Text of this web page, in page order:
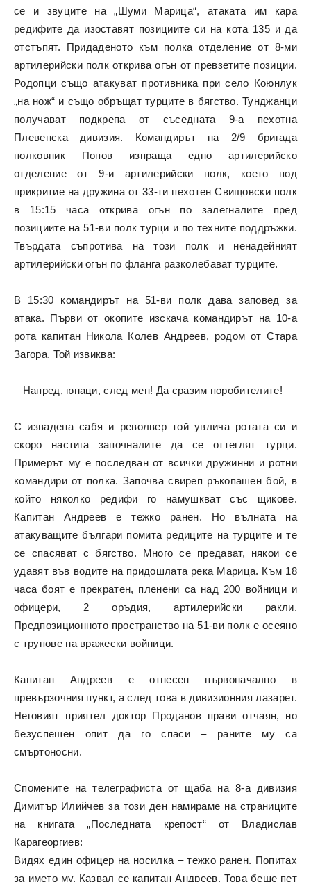
се и звуците на „Шуми Марица“, атаката им кара
редифите да изоставят позициите си на кота 135 и да
отстъпят. Придаденото към полка отделение от 8-ми
артилерийски полк открива огън от превзетите позиции.
Родопци също атакуват противника при село Коюнлук
„на нож“ и също обръщат турците в бягство. Тунджанци
получават подкрепа от съседната 9-а пехотна
Плевенска дивизия. Командирът на 2/9 бригада
полковник Попов изпраща едно артилерийско
отделение от 9-и артилерийски полк, което под
прикритие на дружина от 33-ти пехотен Свищовски полк
в 15:15 часа открива огън по залегналите пред
позициите на 51-ви полк турци и по техните поддръжки.
Твърдата съпротива на този полк и ненадейният
артилерийски огън по фланга разколебават турците.
В 15:30 командирът на 51-ви полк дава заповед за
атака. Първи от окопите изскача командирът на 10-а
рота капитан Никола Колев Андреев, родом от Стара
Загора. Той извиква:
– Напред, юнаци, след мен! Да сразим поробителите!
С извадена сабя и револвер той увлича ротата си и
скоро настига започналите да се оттеглят турци.
Примерът му е последван от всички дружинни и ротни
командири от полка. Започва свиреп ръкопашен бой, в
който няколко редифи го намушкват със щикове.
Капитан Андреев е тежко ранен. Но вълната на
атакуващите българи помита редиците на турците и те
се спасяват с бягство. Много се предават, някои се
удавят във водите на придошлата река Марица. Към 18
часа боят е прекратен, пленени са над 200 войници и
офицери, 2 оръдия, артилерийски ракли.
Предпозиционното пространство на 51-ви полк е осеяно
с трупове на вражески войници.
Капитан Андреев е отнесен първоначално в
превързочния пункт, а след това в дивизионния лазарет.
Неговият приятел доктор Проданов прави отчаян, но
безуспешен опит да го спаси – раните му са
смъртоносни.
Спомените на телеграфиста от щаба на 8-а дивизия
Димитър Илийчев за този ден намираме на страниците
на книгата „Последната крепост“ от Владислав
Карагеоргиев:
Видях един офицер на носилка – тежко ранен. Попитах
за името му. Казвал се капитан Андреев. Това беше пет